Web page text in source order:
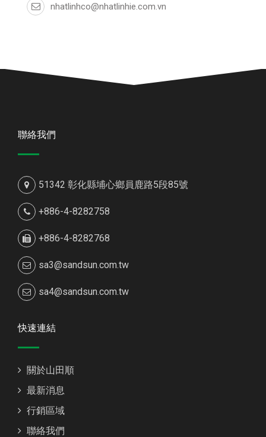
nhatlinhco@nhatlinhie.com.vn
聯絡我們
51342 彰化縣埔心鄉員鹿路5段85號
+886-4-8282758
+886-4-8282768
sa3@sandsun.com.tw
sa4@sandsun.com.tw
快速連結
關於山田順
最新消息
行銷區域
聯絡我們